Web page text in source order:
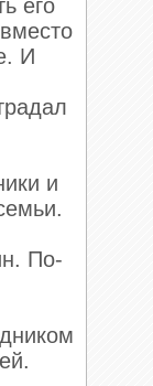
его
И
и
По­